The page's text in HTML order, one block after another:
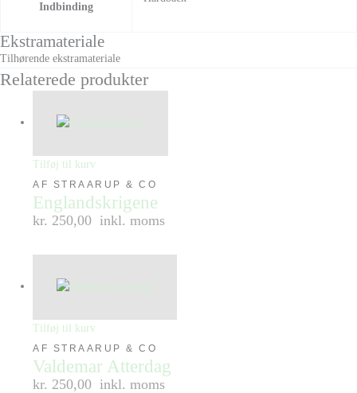
Indbinding
Ekstramateriale
Tilhørende ekstramateriale
Relaterede produkter
Tilføj til kurv
AF STRAARUP & CO
Englandskrigene
kr. 250,00 inkl. moms
Tilføj til kurv
AF STRAARUP & CO
Valdemar Atterdag
kr. 250,00 inkl. moms